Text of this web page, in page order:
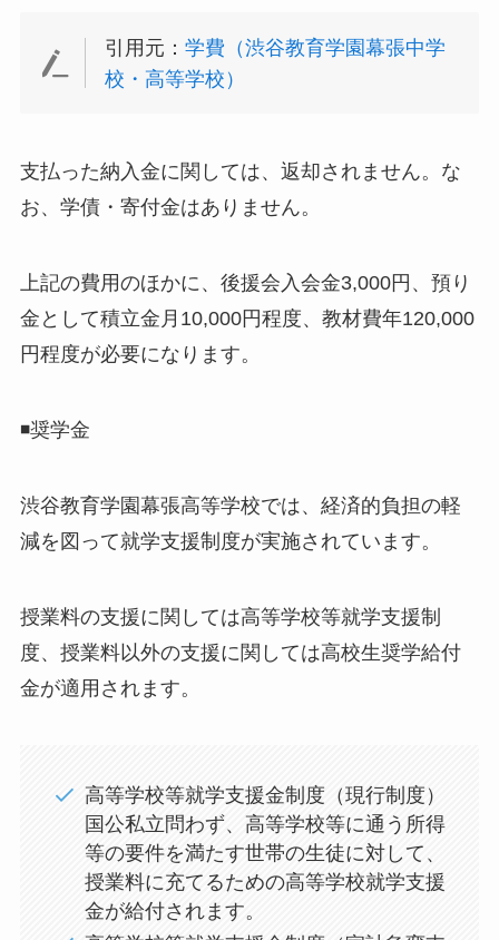
引用元：学費（渋谷教育学園幕張中学
校・高等学校）
支払った納入金に関しては、返却されません。な
お、学債・寄付金はありません。
上記の費用のほかに、後援会入会金3,000円、預り
金として積立金月10,000円程度、教材費年120,000
円程度が必要になります。
◾️奨学金
渋谷教育学園幕張高等学校では、経済的負担の軽
減を図って就学支援制度が実施されています。
授業料の支援に関しては高等学校等就学支援制
度、授業料以外の支援に関しては高校生奨学給付
金が適用されます。
高等学校等就学支援金制度（現行制度）
国公私立問わず、高等学校等に通う所得
等の要件を満たす世帯の生徒に対して、
授業料に充てるための高等学校就学支援
金が給付されます。